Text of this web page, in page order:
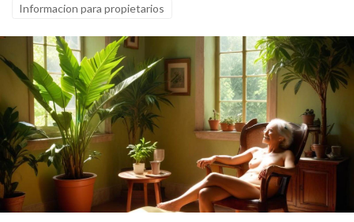
Informacion para propietarios